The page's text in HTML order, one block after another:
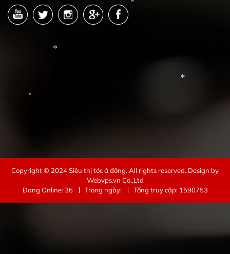
*
Copyright © 2024Siêu thị tóc á đông. All rights reserved. Design by
Webvps.vn Co.,Ltd
Đang Online: 36
Trong ngày: Tổng truy cập: 1590753